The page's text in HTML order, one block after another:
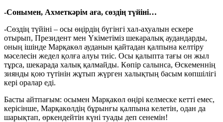
-Сонымен, Ахметкәрім аға, сөздің түйіні…
-Сөздің түйіні – осы өңірдің бүгінгі хал-ахуалын ескере
отырып, Президент мен Үкіметіміз шекаралық аудандарды,
оның ішінде Марқакөл ауданын қайтадан қалпына келтіру
мәселесін жедел қолға алуы тиіс. Осы қалыпта тағы он жыл
тұрса, шекарада халық қалмайды. Көпір салынса, Өскеменнің
зиянды қою түтінін жұтып жүрген халықтың басым көпшілігі
кері оралар еді.
Басты айтпағым: осымен Марқакөл өңірі келмеске кетті емес,
керісінше, Марқакөлдің бұрынғы қалпына келетін, одан да
шарықтап, өркендейтін күні туады деп сенемін!